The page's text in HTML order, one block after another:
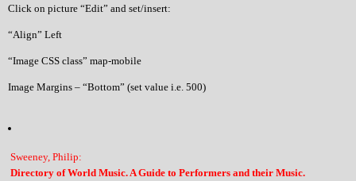
Click on picture “Edit” and set/insert:
“Align” Left
“Image CSS class” map-mobile
Image Margins – “Bottom” (set value i.e. 500)
Sweeney, Philip:
Directory of World Music. A Guide to Performers and their Music.